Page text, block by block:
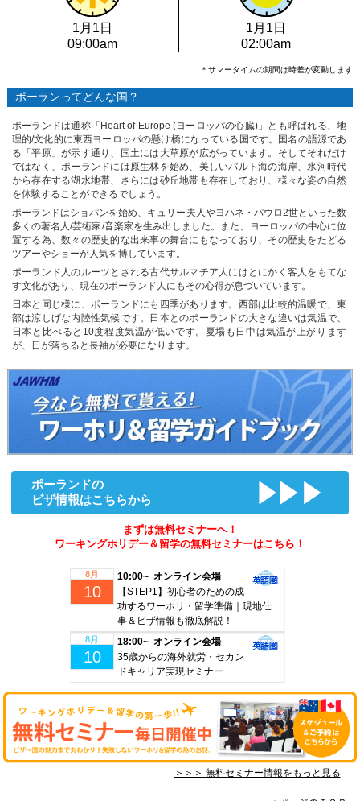
1月1日
09:00am
1月1日
02:00am
＊サマータイムの期間は時差が変動します
ポーランってどんな国？
ポーランドは通称「Heart of Europe (ヨーロッパの心臓)」とも呼ばれる、地
理的/文化的に東西ヨーロッパの懸け橋になっている国です。国名の語源であ
る「平原」が示す通り、国土には大草原が広がっています。そしてそれだけ
ではなく、ポーランドには原生林を始め、美しいバルト海の海岸、氷河時代
から存在する湖水地帯、さらには砂丘地帯も存在しており、様々な姿の自然
を体験することができるでしょう。
ポーランドはショパンを始め、キュリー夫人やヨハネ・パウロ2世といった数
多くの著名人/芸術家/音楽家を生み出しました。また、ヨーロッパの中心に位
置する為、数々の歴史的な出来事の舞台にもなっており、その歴史をたどる
ツアーやショーが人気を博しています。
ポーランド人のルーツとされる古代サルマチア人にはとにかく客人をもてな
す文化があり、現在のポーランド人にもその心得が息づいています。
日本と同じ様に、ポーランドにも四季があります。西部は比較的温暖で、東
部は涼しげな内陸性気候です。日本とのポーランドの大きな違いは気温で、
日本と比べると10度程度気温が低いです。夏場も日中は気温が上がります
が、日が落ちると長袖が必要になります。
ポーランドの
ビザ情報はこちらから
まずは無料セミナーへ！
ワーキングホリデー＆留学の無料セミナーはこちら！
8月
10
10:00~ オンライン会場
【STEP1】初心者のための成
功するワーホリ・留学準備｜現地仕
事＆ビザ情報も徹底解説！
8月
10
18:00~ オンライン会場
35歳からの海外就労・セカン
ドキャリア実現セミナー
＞＞＞ 無料セミナー情報をもっと見る